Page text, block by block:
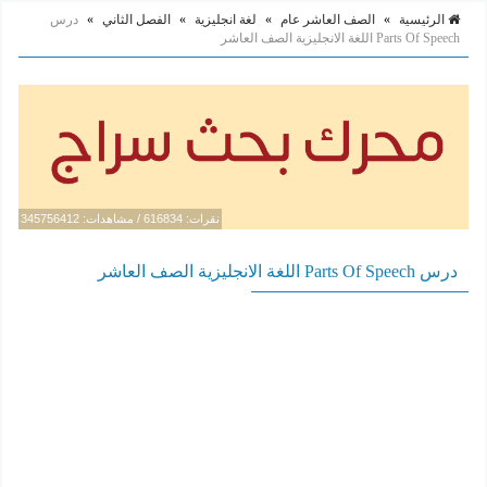
الرئيسية » الصف العاشر عام » لغة انجليزية » الفصل الثاني » درس
Parts Of Speech اللغة الانجليزية الصف العاشر
نقرات: 616834 / مشاهدات: 345756412
درس Parts Of Speech اللغة الانجليزية الصف العاشر